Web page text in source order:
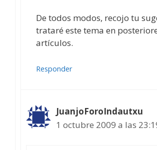
De todos modos, recojo tu
trataré este tema en
artículos.
Responder
JuanjoForoIndautxu
1 octubre 2009 a las